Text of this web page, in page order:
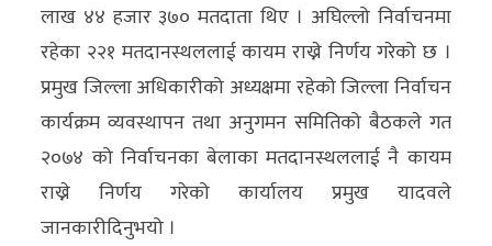
रोचक
अन्य
क्लिक
खबर
विशेष
लाख ४४ हजार ३७० मतदाता थिए । अघिल्लो निर्वाचनमा
रहेका २२१ मतदानस्थललाई कायम राख्ने निर्णय गरेको छ ।
प्रमुख जिल्ला अधिकारीको अध्यक्षमा रहेको जिल्ला निर्वाचन
कार्यक्रम व्यवस्थापन तथा अनुगमन समितिको बैठकले गत
२०७४ को निर्वाचनका बेलाका मतदानस्थललाई नै कायम
राख्ने निर्णय गरेको कार्यालय प्रमुख यादवले
जानकारीदिनुभयो ।